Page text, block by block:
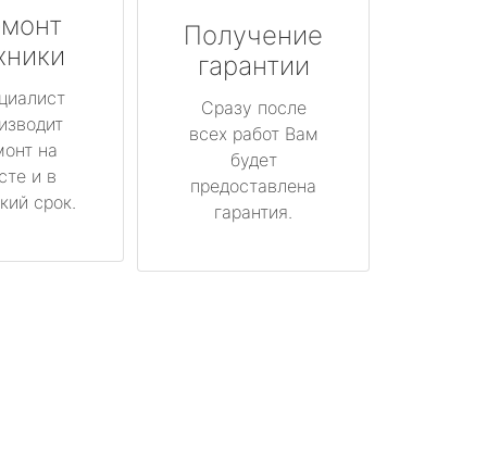
на
и в
срок.
Получение
гарантии
Сразу после
всех работ Вам
будет
предоставлена
гарантия.